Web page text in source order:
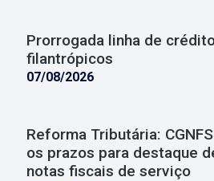
Prorrogada linha de
filantrópicos
07/08/2026
Reforma Tributária:
os prazos para destaque
notas fiscais de serviço